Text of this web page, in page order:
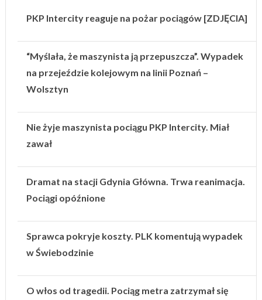
PKP Intercity reaguje na pożar pociągów [ZDJĘCIA]
“Myślała, że maszynista ją przepuszcza”. Wypadek
na przejeździe kolejowym na linii Poznań –
Wolsztyn
Nie żyje maszynista pociągu PKP Intercity. Miał
zawał
Dramat na stacji Gdynia Główna. Trwa reanimacja.
Pociągi opóźnione
Sprawca pokryje koszty. PLK komentują wypadek
w Świebodzinie
O włos od tragedii. Pociąg metra zatrzymał się